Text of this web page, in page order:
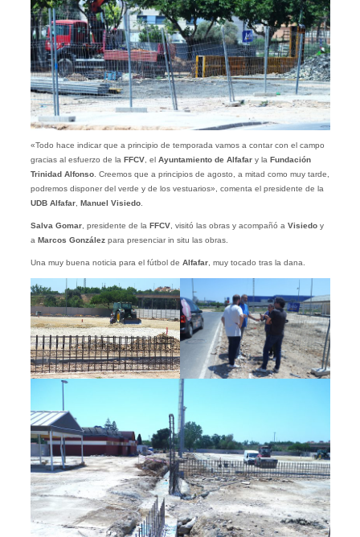
«Todo hace indicar que a principio de temporada vamos a contar con el campo
gracias al esfuerzo de la FFCV, el Ayuntamiento de Alfafar y la Fundación
Trinidad Alfonso. Creemos que a principios de agosto, a mitad como muy tarde,
podremos disponer del verde y de los vestuarios», comenta el presidente de la
UDB Alfafar, Manuel Visiedo.
Salva Gomar, presidente de la FFCV, visitó las obras y acompañó a Visiedoy
a Marcos Gonzálezpara presenciar in situ las obras.
Una muy buena noticia para el fútbol de Alfafar, muy tocado tras la dana.